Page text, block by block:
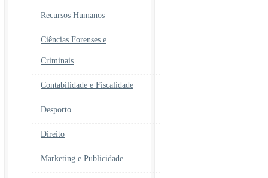
Recursos Humanos
Ciências Forenses e
Criminais
Contabilidade e Fiscalidade
Desporto
Direito
Marketing e Publicidade